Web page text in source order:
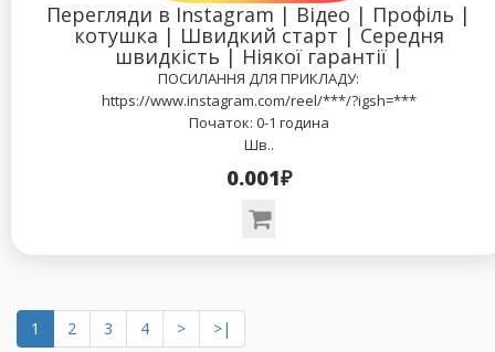
Перегляди в Instagram | Відео | Профіль |
котушка | Швидкий старт | Середня
швидкість | Ніякої гарантії |
ПОСИЛАННЯ ДЛЯ ПРИКЛАДУ:
https://www.instagram.com/reel/***/?igsh=***
Початок: 0-1 година
Шв..
0.001₽
1 2 3 4 >
>|